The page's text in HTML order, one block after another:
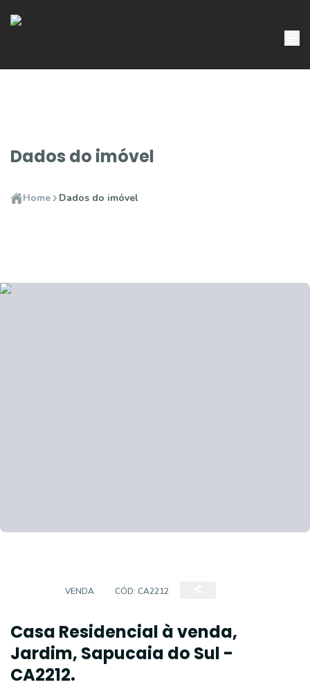
Dados do imóvel
Home Dados do imóvel
VENDA CÓD: CA2212
Casa Residencial à venda,
Jardim, Sapucaia do Sul -
CA2212.